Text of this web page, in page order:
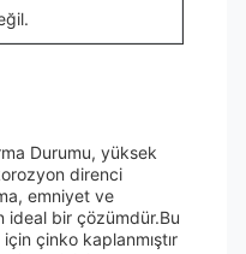
Durumu, yüksek
korozyon direnci
emniyet ve
ideal bir çözümdür.Bu
çinko kaplanmıştır